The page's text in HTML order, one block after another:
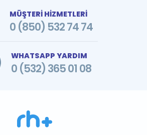
MÜŞTERİ HİZMETLERİ
0 (850) 532 74 74
WHATSAPP YARDIM
0 (532) 365 01 08